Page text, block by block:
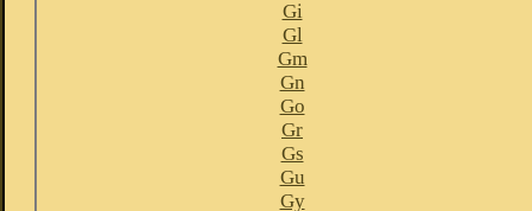
Gi
Gl
Gm
Gn
Go
Gr
Gs
Gu
Gy